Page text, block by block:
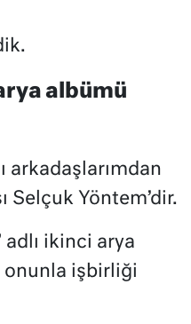
albümü
arkadaşlarımdan
Selçuk Yöntem’dir.
adlı ikinci arya
onunla işbirliği